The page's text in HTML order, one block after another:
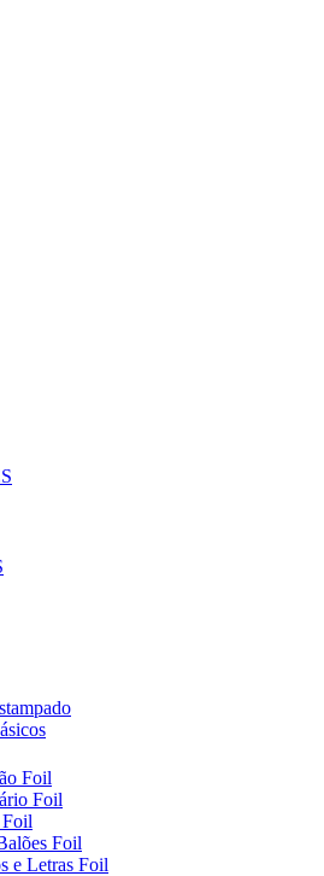
Foil
Foil
Foil
Foil
e Letras Foil